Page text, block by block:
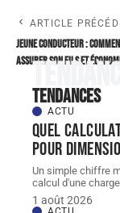
ARTICLE
Jeune conducteur :
assurer son fils et
Tendances
ACTU
Quel
pour
Un simple chiffre
calcul d'une
1 août 2026